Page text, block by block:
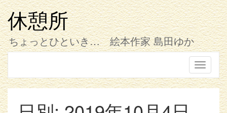
コ
ン
テ
ン
ツ
へ
ス
キ
ッ
プ
休憩所
ちょっとひといき… 絵本作家 島田ゆか
Toggle